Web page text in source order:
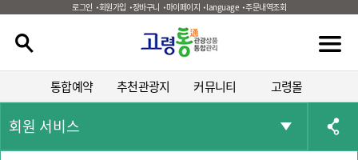
로그인 회원가입 장바구니 마이페이지 language 주문내역조회
통합예약 추천관광지 커뮤니티 고령몰
회원 서비스